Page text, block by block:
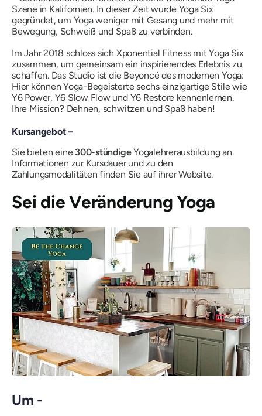
Szene in Kalifornien. In dieser Zeit wurde Yoga Six
gegründet, um Yoga weniger mit Gesang und mehr mit
Bewegung, Schweiß und Spaß zu verbinden.
Im Jahr 2018 schloss sich Xponential Fitness mit Yoga Six
zusammen, um gemeinsam ein inspirierendes Erlebnis zu
schaffen. Das Studio ist die Beyoncé des modernen Yoga:
Hier können Yoga-Begeisterte sechs einzigartige Stile wie
Y6 Power, Y6 Slow Flow und Y6 Restore kennenlernen.
Ihre Mission? Dehnen, schwitzen und Spaß haben!
Kursangebot –
Sie bieten eine 300-stündigeYogalehrerausbildung an.
Informationen zur Kursdauer und zu den
Zahlungsmodalitäten finden Sie auf ihrer Website.
Sei die Veränderung Yoga
Um -